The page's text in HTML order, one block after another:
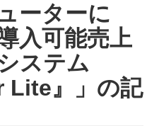
ーターに
入可能売上
ステム
Lite』」の記